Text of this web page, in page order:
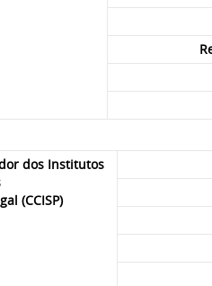
dos Institutos
(CCISP)